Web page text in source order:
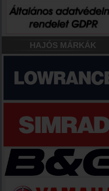
HAJÓS MÁRKÁK